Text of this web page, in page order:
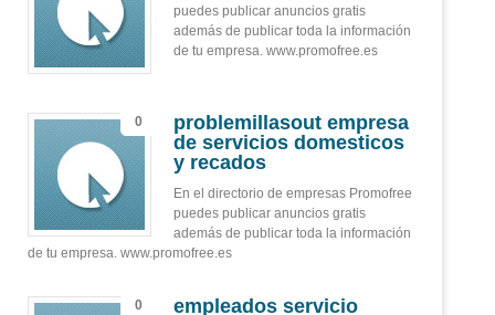
puedes publicar anuncios gratis
además de publicar toda la información
de tu empresa. www.promofree.es
0
problemillasout empresa
de servicios domesticos
y recados
En el directorio de empresas Promofree
puedes publicar anuncios gratis
además de publicar toda la información
de tu empresa. www.promofree.es
0
empleados servicio